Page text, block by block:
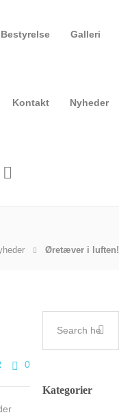
Bestyrelse Galleri
Kontakt Nyheder
Øretæver i luften!
0
Kategorier